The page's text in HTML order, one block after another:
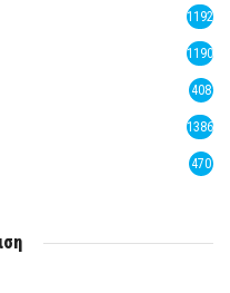
1192
1190
408
1386
470